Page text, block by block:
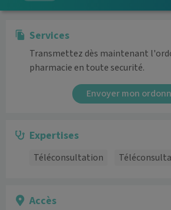
Services
Transmettez dès maintenant
pharmacie en toute securité.
Envoyer mon
Expertises
Téléconsultation
Accès